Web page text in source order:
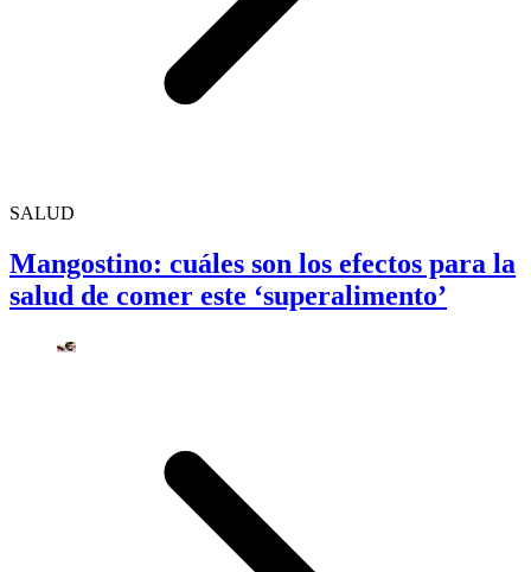
SALUD
Mangostino: cuáles son los efectos para la
salud de comer este ‘superalimento’